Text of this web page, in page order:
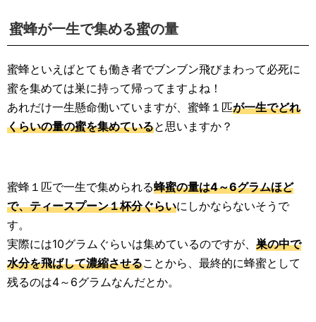
蜜蜂が一生で集める蜜の量
蜜蜂といえばとても働き者でブンブン飛びまわって必死に
蜜を集めては巣に持って帰ってますよね！
あれだけ一生懸命働いていますが、蜜蜂１匹が一生でどれ
くらいの量の蜜を集めていると思いますか？
蜜蜂１匹で一生で集められる蜂蜜の量は4～6グラムほど
で、ティースプーン１杯分ぐらいにしかならないそうで
す。
実際には10グラムぐらいは集めているのですが、 巣の中で
水分を飛ばして濃縮させることから、最終的に蜂蜜として
残るのは4～6グラムなんだとか。
ためになる雑学
食べ物雑学
動物雑学
生活雑学
サイト情報